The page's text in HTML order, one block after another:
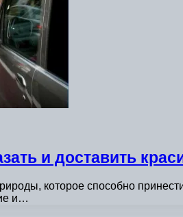
и доставить
которое способно
и…